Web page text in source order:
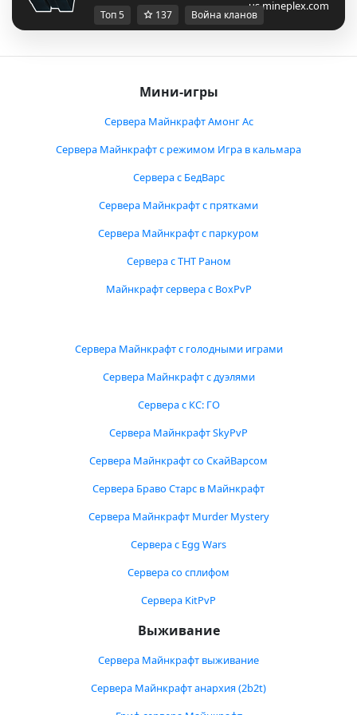
us.mineplex.com
Топ 5 137 Война кланов
Мини-игры
Сервера Майнкрафт Амонг Ас
Сервера Майнкрафт с режимом Игра в кальмара
Сервера с БедВарс
Сервера Майнкрафт с прятками
Сервера Майнкрафт с паркуром
Сервера с ТНТ Раном
Майнкрафт сервера с BoxPvP
Сервера Майнкрафт с голодными играми
Сервера Майнкрафт с дуэлями
Сервера с КС: ГО
Сервера Майнкрафт SkyPvP
Сервера Майнкрафт со СкайВарсом
Сервера Браво Старс в Майнкрафт
Сервера Майнкрафт Murder Mystery
Сервера с Egg Wars
Сервера со сплифом
Сервера KitPvP
Выживание
Сервера Майнкрафт выживание
Сервера Майнкрафт анархия (2b2t)